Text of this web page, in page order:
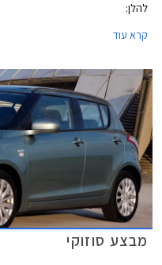
להלן:
קרא עוד
מבצע סוזוקי